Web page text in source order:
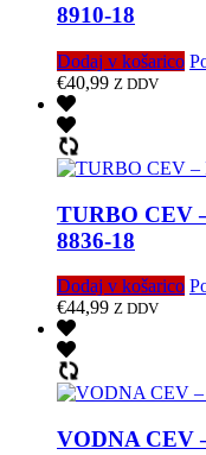
8910-18
Dodaj v košarico
€40,99 Z DDV
TURBO CEV
8836-18
Dodaj v košarico
€44,99 Z DDV
VODNA CEV